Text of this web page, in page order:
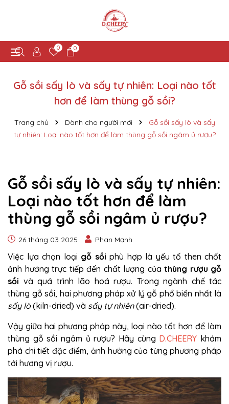
0 0
Gỗ sồi sấy lò và sấy tự nhiên: Loại nào tốt
hơn để làm thùng gỗ sồi?
Trang chủ Dành cho người mới
Gỗ sồi sấy lò và sấy
tự nhiên: Loại nào tốt hơn để làm thùng gỗ sồi ngâm ủ rượu?
Gỗ sồi sấy lò và sấy tự nhiên:
Loại nào tốt hơn để làm
thùng gỗ sồi ngâm ủ rượu?
26 tháng 03 2025 Phan Mạnh
Việc lựa chọn loại gỗ sồi phù hợp là yếu tố then chốt
ảnh hưởng trực tiếp đến chất lượng của thùng rượu gỗ
sồi và quá trình lão hoá rượu. Trong ngành chế tác
thùng gỗ sồi, hai phương pháp xử lý gỗ phổ biến nhất là
sấy lò(kiln-dried) và sấy tự nhiên(air-dried).
Vậy giữa hai phương pháp này, loại nào tốt hơn để làm
thùng gỗ sồi ngâm ủ rượu? Hãy cùng D.CHEERY khám
phá chi tiết đặc điểm, ảnh hưởng của từng phương pháp
tới hương vị rượu.